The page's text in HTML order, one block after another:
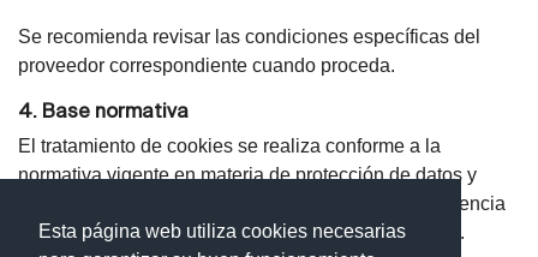
Esta página web utiliza cookies necesarias
Se recomienda revisar las condiciones específicas del
proveedor correspondiente cuando proceda.
4. Base normativa
El tratamiento de cookies se realiza conforme a la
normativa vigente en materia de protección de datos y
servicios de la sociedad de la información, en coherencia
con la Política de Cookies corporativa de la entidad .